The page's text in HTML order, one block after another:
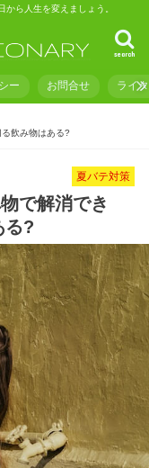
ら人生を変えましょう。
search
ー お問合せ ライ
飲み物はある?
夏バテ対策
で解消でき
る?